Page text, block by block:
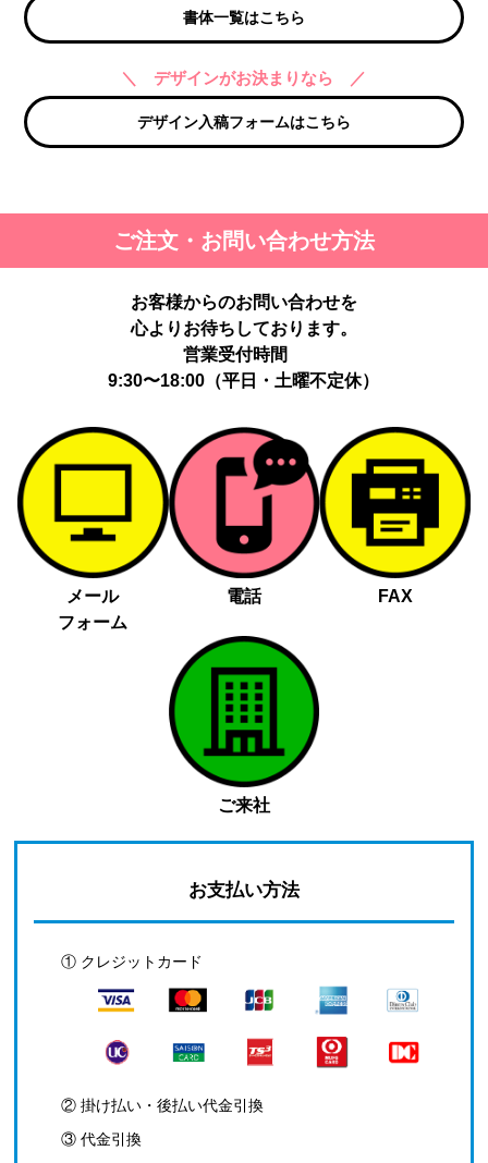
書体一覧はこちら
＼ デザインがお決まりなら ／
デザイン入稿フォームはこちら
ご注文・お問い合わせ方法
お客様からのお問い合わせを
心よりお待ちしております。
営業受付時間
9:30〜18:00（平日・土曜不定休）
メール
フォーム
電話 FAX
ご来社
お支払い方法
① クレジットカード
② 掛け払い・後払い代金引換
③ 代金引換